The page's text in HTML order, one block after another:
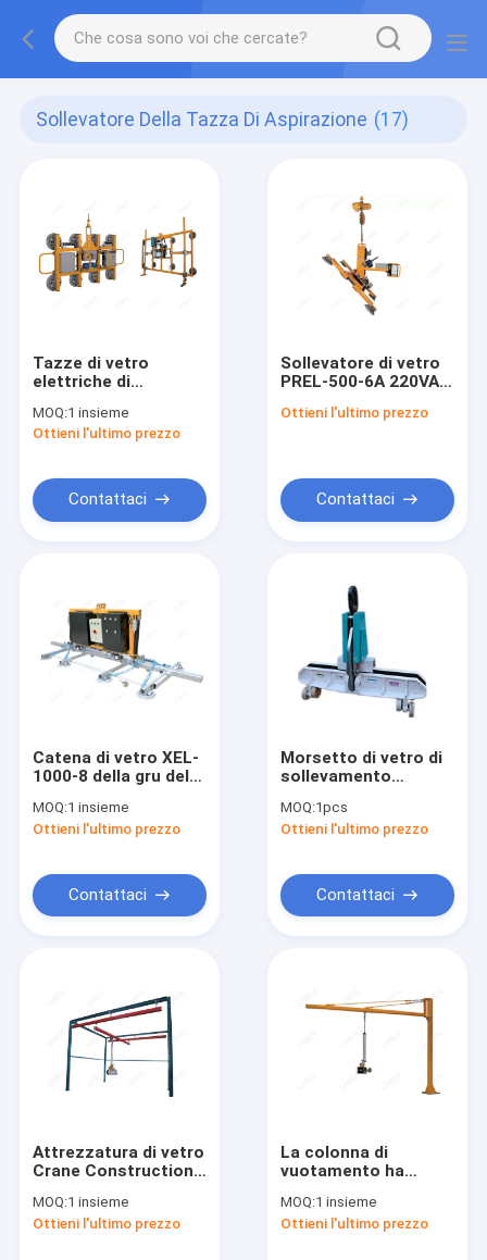
Sollevatore Della Tazza Di Aspirazione (17)
Tazze di vetro
elettriche di
che portano
sollevatore PL-500-8
MOQ:1 insieme
Ottieni l'ultimo prezzo
Contattaci
Sollevatore di vetro
PREL-500-6A 220VAC
aspirazione di vuoto
Ottieni l'ultimo prezzo
Contattaci
Catena di vetro XEL-
1000-8 della gru del
della tazza di
aspirazione di vuoto
MOQ:1 insieme
Ottieni l'ultimo prezzo
Contattaci
Morsetto di vetro di
sollevamento
resistente di LC
dell'italiano 1000KG
MOQ:1pcs
Ottieni l'ultimo prezzo
Contattaci
Attrezzatura di vetro
Crane Construction
della struttura
portale pneumatica
MOQ:1 insieme
Ottieni l'ultimo prezzo
La colonna di
vuotamento ha
Industrial Handling
Equipment
MOQ:1 insieme
Ottieni l'ultimo prezzo